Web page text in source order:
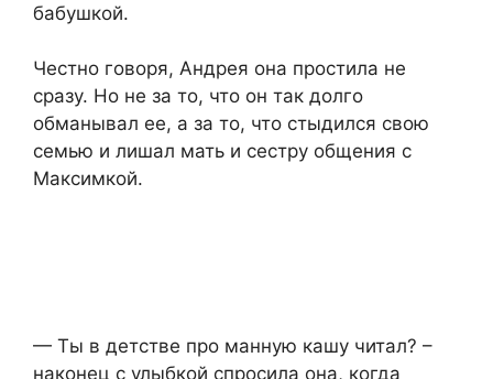
бабушкой.
Честно говоря, Андрея она простила не
сразу. Но не за то, что он так долго
обманывал ее, а за то, что стыдился свою
семью и лишал мать и сестру общения с
Максимкой.
— Ты в детстве про манную кашу читал? –
наконец с улыбкой спросила она, когда